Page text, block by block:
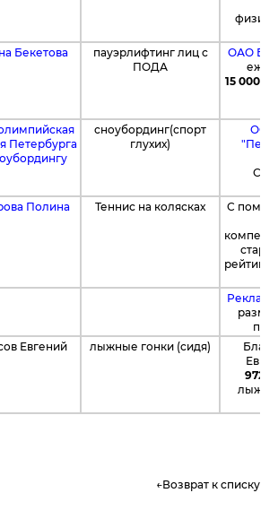
Бекетова
пауэрлифтинг лиц с
ПОДА
ОАО
15 000
Петербурга
сноубординг(спорт
глухих)
ООО
Полина Теннис на колясках
С
Евгений лыжные гонки (сидя)
9720
Возврат к списку